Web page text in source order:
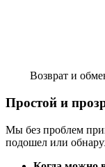
Возврат и
Простой и
Мы без проблем
подошел или